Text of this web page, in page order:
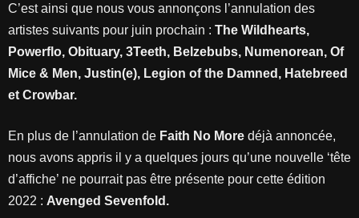
C’est ainsi que nous vous annonçons l’annulation des
artistes suivants pour juin prochain : The Wildhearts,
Powerflo, Obituary, 3Teeth, Belzebubs, Numenorean, Of
Mice & Men, Justin(e), Legion of the Damned, Hatebreed
et Crowbar.
En plus de l’annulation de Faith No More déjà annoncée,
nous avons appris il y a quelques jours qu’une nouvelle ‘tête
d’affiche’ ne pourrait pas être présente pour cette édition
2022 : Avenged Sevenfold.